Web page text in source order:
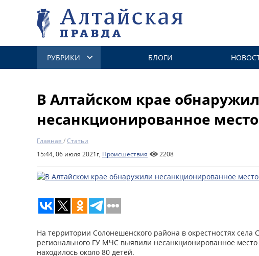
РУБРИКИ БЛОГИ
В Алтайском крае
несанкционированное
Главная /Статьи
15:44, 06 июля 2021г, Происшествия 2208
На территории Солонешенского района в окрестностях села
регионального ГУ МЧС выявили несанкционированное
находилось около 80 детей.